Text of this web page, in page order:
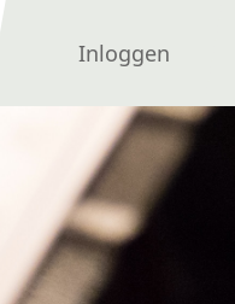
Inloggen